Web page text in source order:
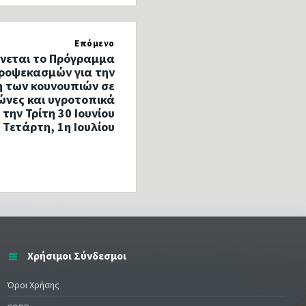
Επόμενο
το Πρόγραμμα
για την
κουνουπιών σε
και υγροτοπικά
Τρίτη 30 Ιουνίου
Τετάρτη, 1η Ιουλίου
Χρήσιμοι Σύνδεσμοι
Όροι Χρήσης